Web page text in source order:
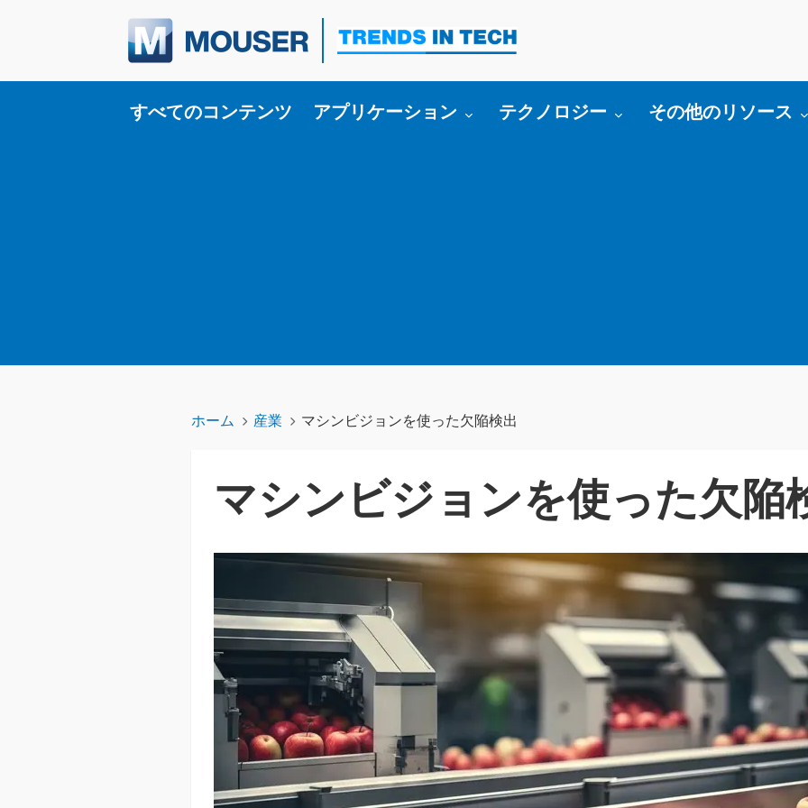
すべてのコンテンツ Toggle submenu for:
アプリケーション Toggle submenu for:
テクノロジー Toggle submenu
その他のリソース
ホーム 産業 マシンビジョンを使った欠陥検出
マシンビジョンを使った欠陥